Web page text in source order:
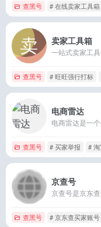
查黑号 # 在线卖家工具箱
卖家工具箱
查黑号 # 旺旺强行打标
电商雷达
查黑号 # 买家举报 #
京查号
查黑号 # 京东查买家账号